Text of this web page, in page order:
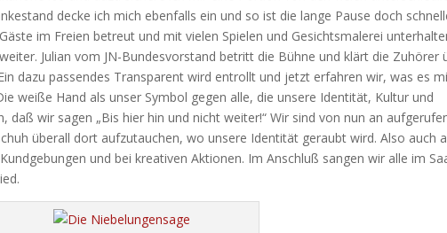
decke ich mich ebenfalls ein und so ist die lange Pause doch
im Freien betreut und mit vielen Spielen und Gesichtsmalerei
Julian vom JN-Bundesvorstand betritt die Bühne und klärt die Zuhörer
dazu passendes Transparent wird entrollt und jetzt erfahren wir, was es
weiße Hand als unser Symbol gegen alle, die unsere Identität, Kultur und
daß wir sagen „Bis hier hin und nicht weiter!“ Wir sind von nun an
überall dort aufzutauchen, wo unsere Identität geraubt wird. Also auch
und bei kreativen Aktionen. Im Anschluß sangen wir alle im